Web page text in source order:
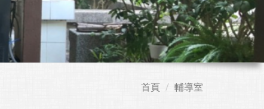
首頁 輔導室